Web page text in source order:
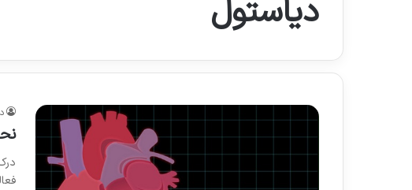
دیاستول